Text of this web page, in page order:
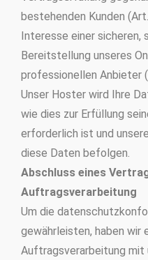
bestehenden Kunden
Interesse einer sicheren,
Bereitstellung unseres
professionellen Anbieter
Unser Hoster wird Ihre
wie dies zur Erfüllung
erforderlich ist und
diese Daten befolgen.
Abschluss eines
Auftragsverarbeitung
Um die
gewährleisten, haben wir
Auftragsverarbeitung mit